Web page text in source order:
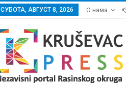
СУБОТА, АВГУСТ 8, 2026 О нама